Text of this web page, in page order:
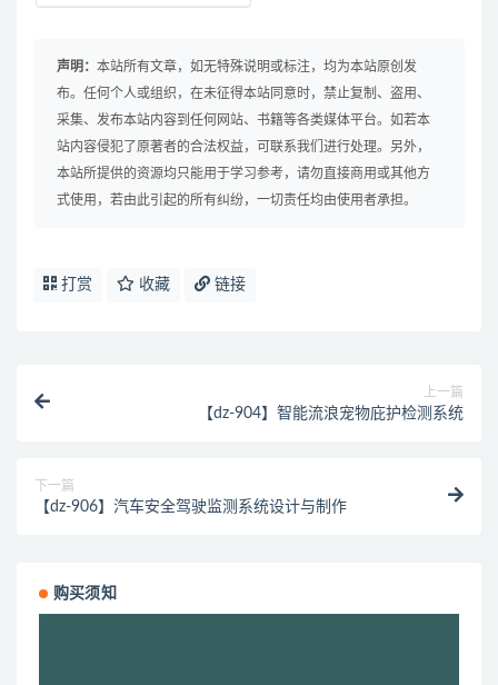
声明： 本站所有文章，如无特殊说明或标注，均为本站原创发
布。任何个人或组织，在未征得本站同意时，禁止复制、盗用、
采集、发布本站内容到任何网站、书籍等各类媒体平台。如若本
站内容侵犯了原著者的合法权益，可联系我们进行处理。另外，
本站所提供的资源均只能用于学习参考，请勿直接商用或其他方
式使用，若由此引起的所有纠纷，一切责任均由使用者承担。
打赏 收藏 链接
上一篇
【dz-904】智能流浪宠物庇护检测系统
下一篇
【dz-906】汽车安全驾驶监测系统设计与制作
购买须知